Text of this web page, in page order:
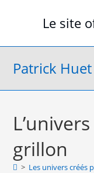
Le site
Patrick Huet
grillon
> Les univers créés